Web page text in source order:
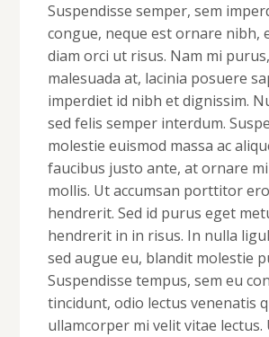
Suspendisse semper, sem
congue, neque est ornare nibh,
diam orci ut risus. Nam mi
malesuada at, lacinia posuere
imperdiet id nibh et dignissim.
sed felis semper interdum.
molestie euismod massa ac
faucibus justo ante, at ornare
mollis. Ut accumsan porttitor
hendrerit. Sed id purus eget
hendrerit in in risus. In nulla
sed augue eu, blandit molestie
Suspendisse tempus, sem eu
tincidunt, odio lectus venenatis
ullamcorper mi velit vitae lectus.